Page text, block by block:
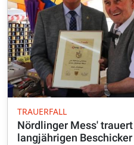
TRAUERFALL
Nördlinger Mess'
langjährigen Beschicker